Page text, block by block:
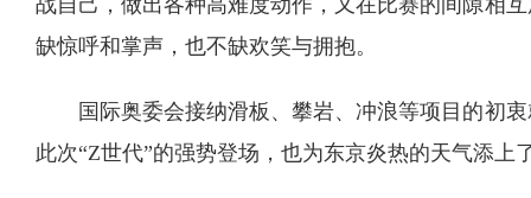
战自己，做出各种高难度动作，又在比赛的间隙相
缺惊呼和掌声，也不缺欢笑与拥抱。
国际奥委会接纳滑板、攀岩、冲浪等项目的初
此次“Z世代”的强势登场，也为东京炎热的天气添上